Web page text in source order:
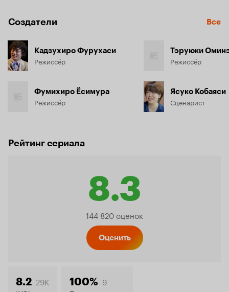
Создатели Все
Кадзухиро Фурухаси
Режиссёр
Фумихиро Ёсимура
Режиссёр
Тэруюки
Режиссёр
Ясуко Кобаяси
Сценарист
Рейтинг сериала
8.3
Рейтинг
144 820 оценок
Оценить
8.2 29K 100% 9